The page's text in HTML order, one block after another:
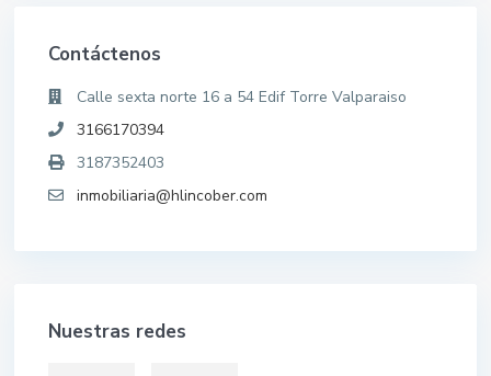
Contáctenos
Calle sexta norte 16 a 54 Edif Torre Valparaiso
3166170394
3187352403
inmobiliaria@hlincober.com
Nuestras redes